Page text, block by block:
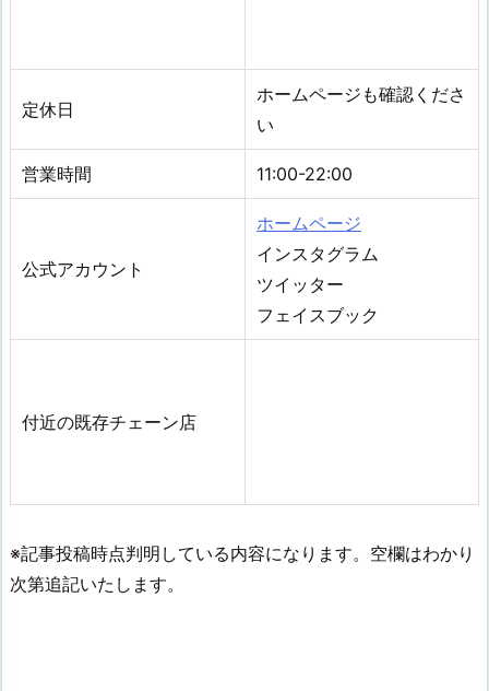
定休日
ホームページも確認くださ
い
営業時間 11:00-22:00
公式アカウント
ホームページ
インスタグラム
ツイッター
フェイスブック
付近の既存チェーン店
※記事投稿時点判明している内容になります。空欄はわかり
次第追記いたします。